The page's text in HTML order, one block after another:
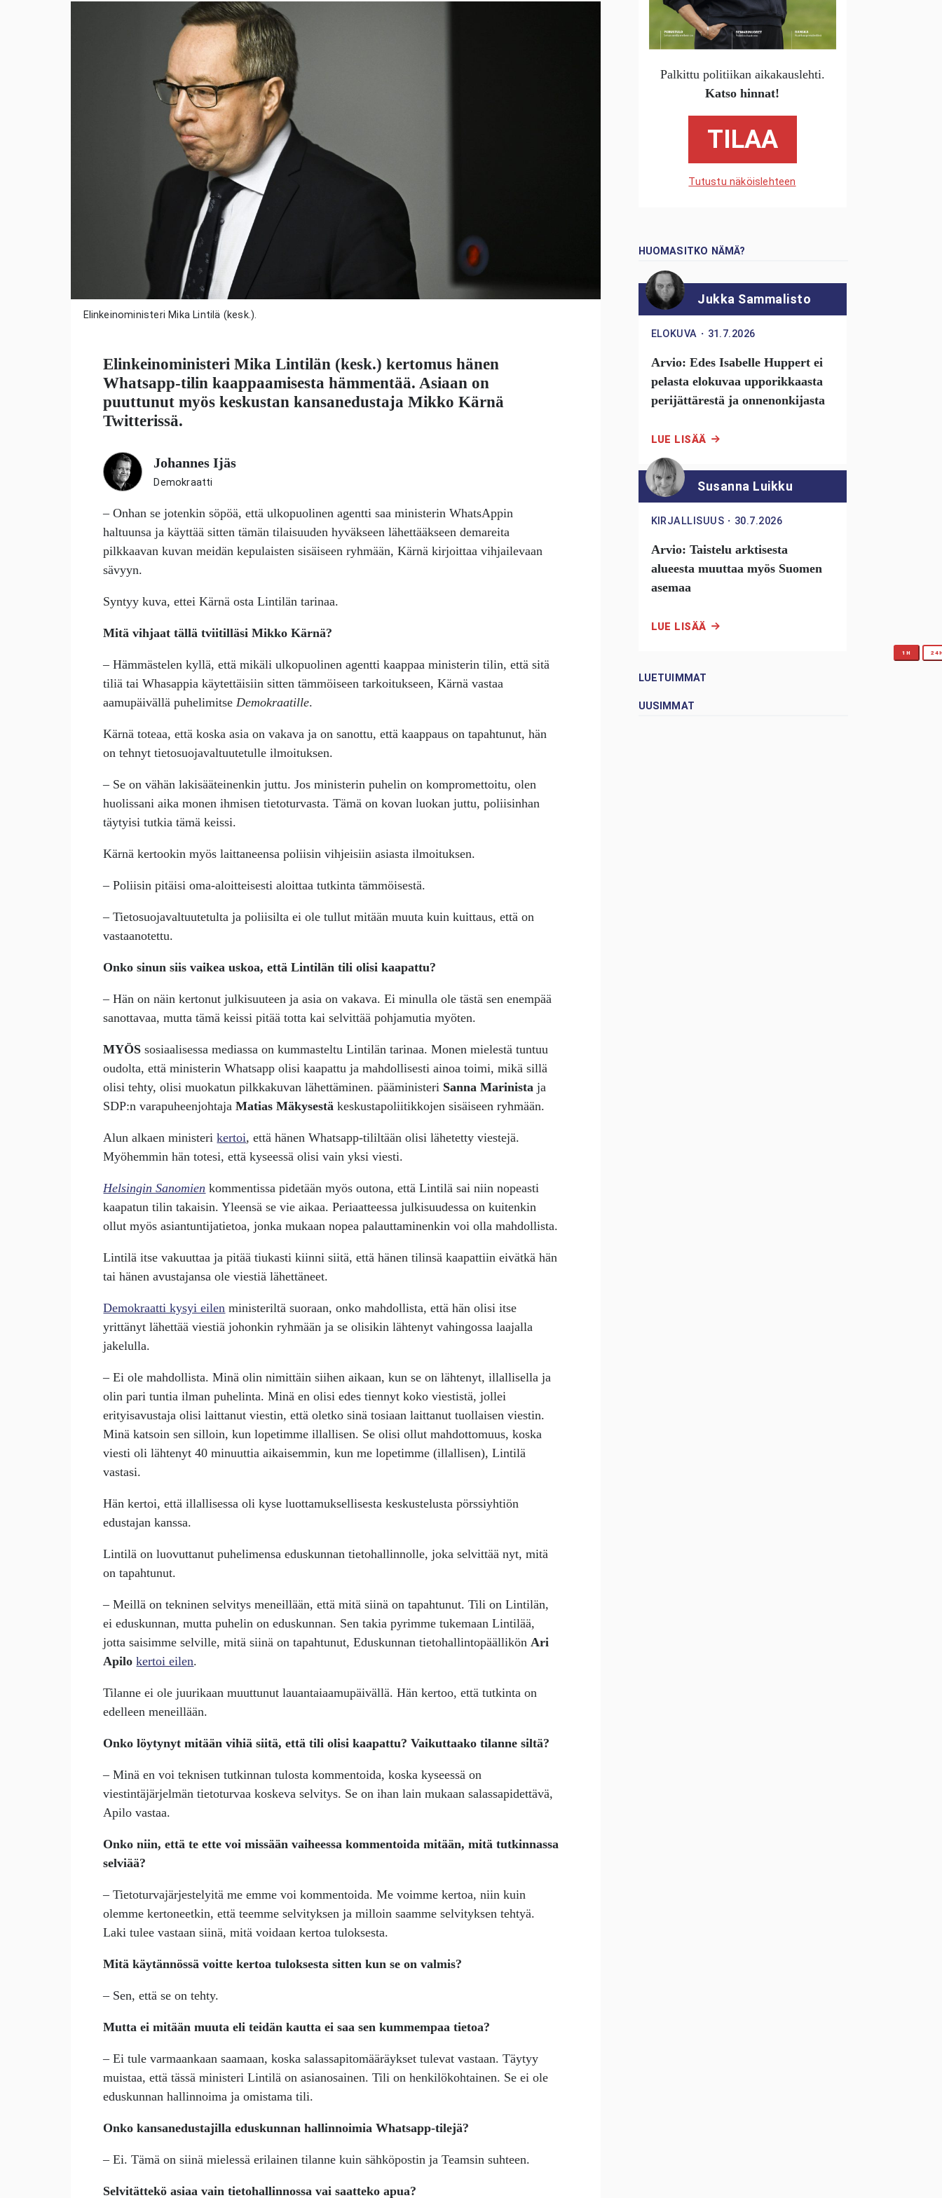
Elinkeinoministeri Mika Lintilä (kesk.).
ElinkeinoministeriMika Lintilän (kesk.) kertomus hänen
Whatsapp-tilin kaappaamisesta hämmentää. Asiaan on
puuttunut myös keskustan kansanedustajaMikko Kärnä
Twitterissä.
Johannes Ijäs
Demokraatti
– Onhan se jotenkin söpöä, että ulkopuolinen agentti saa ministerin WhatsAppin
haltuunsa ja käyttää sitten tämän tilaisuuden hyväkseen lähettääkseen demareita
pilkkaavan kuvan meidän kepulaisten sisäiseen ryhmään, Kärnä kirjoittaa vihjailevaan
sävyyn.
Syntyy kuva, ettei Kärnä osta Lintilän tarinaa.
Mitä vihjaat tällä tviitilläsi Mikko Kärnä?
– Hämmästelen kyllä, että mikäli ulkopuolinen agentti kaappaa ministerin tilin, että sitä
tiliä tai Whasappia käytettäisiin sitten tämmöiseen tarkoitukseen, Kärnä vastaa
aamupäivällä puhelimitseDemokraatille.
Kärnä toteaa, että koska asia on vakava ja on sanottu, että kaappaus on tapahtunut, hän
on tehnyt tietosuojavaltuutetulle ilmoituksen.
– Se on vähän lakisääteinenkin juttu. Jos ministerin puhelin on kompromettoitu, olen
huolissani aika monen ihmisen tietoturvasta. Tämä on kovan luokan juttu, poliisinhan
täytyisi tutkia tämä keissi.
Kärnä kertookin myös laittaneensa poliisin vihjeisiin asiasta ilmoituksen.
– Poliisin pitäisi oma-aloitteisesti aloittaa tutkinta tämmöisestä.
– Tietosuojavaltuutetulta ja poliisilta ei ole tullut mitään muuta kuin kuittaus, että on
vastaanotettu.
Onko sinun siis vaikea uskoa, että Lintilän tili olisi kaapattu?
– Hän on näin kertonut julkisuuteen ja asia on vakava. Ei minulla ole tästä sen enempää
sanottavaa, mutta tämä keissi pitää totta kai selvittää pohjamutia myöten.
MYÖS sosiaalisessa mediassa on kummasteltu Lintilän tarinaa. Monen mielestä tuntuu
oudolta, että ministerin Whatsapp olisi kaapattu ja mahdollisesti ainoa toimi, mikä sillä
olisi tehty, olisi muokatun pilkkakuvan lähettäminen. pääministeri Sanna Marinista ja
SDP:n varapuheenjohtajaMatias Mäkysestä keskustapoliitikkojen sisäiseen ryhmään.
Alun alkaen ministerikertoi, että hänen Whatsapp-tililtään olisi lähetetty viestejä.
Myöhemmin hän totesi, että kyseessä olisi vain yksi viesti.
Helsingin Sanomien kommentissa pidetään myös outona, että Lintilä sai niin nopeasti
kaapatun tilin takaisin. Yleensä se vie aikaa. Periaatteessa julkisuudessa on kuitenkin
ollut myös asiantuntijatietoa, jonka mukaan nopea palauttaminenkin voi olla mahdollista.
Lintilä itse vakuuttaa ja pitää tiukasti kiinni siitä, että hänen tilinsä kaapattiin eivätkä hän
tai hänen avustajansa ole viestiä lähettäneet.
Demokraatti kysyi eilen ministeriltä suoraan, onko mahdollista, että hän olisi itse
yrittänyt lähettää viestiä johonkin ryhmään ja se olisikin lähtenyt vahingossa laajalla
jakelulla.
– Ei ole mahdollista. Minä olin nimittäin siihen aikaan, kun se on lähtenyt, illallisella ja
olin pari tuntia ilman puhelinta. Minä en olisi edes tiennyt koko viestistä, jollei
erityisavustaja olisi laittanut viestin, että oletko sinä tosiaan laittanut tuollaisen viestin.
Minä katsoin sen silloin, kun lopetimme illallisen. Se olisi ollut mahdottomuus, koska
viesti oli lähtenyt 40 minuuttia aikaisemmin, kun me lopetimme (illallisen), Lintilä
vastasi.
Hän kertoi, että illallisessa oli kyse luottamuksellisesta keskustelusta pörssiyhtiön
edustajan kanssa.
Lintilä on luovuttanut puhelimensa eduskunnan tietohallinnolle, joka selvittää nyt, mitä
on tapahtunut.
– Meillä on tekninen selvitys meneillään, että mitä siinä on tapahtunut. Tili on Lintilän,
ei eduskunnan, mutta puhelin on eduskunnan. Sen takia pyrimme tukemaan Lintilää,
jotta saisimme selville, mitä siinä on tapahtunut, Eduskunnan tietohallintopäällikönAri
Apilo kertoi eilen.
Tilanne ei ole juurikaan muuttunut lauantaiaamupäivällä. Hän kertoo, että tutkinta on
edelleen meneillään.
Onko löytynyt mitään vihiä siitä, että tili olisi kaapattu? Vaikuttaako tilanne siltä?
– Minä en voi teknisen tutkinnan tulosta kommentoida, koska kyseessä on
viestintäjärjelmän tietoturvaa koskeva selvitys. Se on ihan lain mukaan salassapidettävä,
Apilo vastaa.
Onko niin, että te ette voi missään vaiheessa kommentoida mitään, mitä tutkinnassa
selviää?
– Tietoturvajärjestelyitä me emme voi kommentoida. Me voimme kertoa, niin kuin
olemme kertoneetkin, että teemme selvityksen ja milloin saamme selvityksen tehtyä.
Laki tulee vastaan siinä, mitä voidaan kertoa tuloksesta.
Mitä käytännössä voitte kertoa tuloksesta sitten kun se on valmis?
– Sen, että se on tehty.
Mutta ei mitään muuta eli teidän kautta ei saa sen kummempaa tietoa?
– Ei tule varmaankaan saamaan, koska salassapitomääräykset tulevat vastaan. Täytyy
muistaa, että tässä ministeri Lintilä on asianosainen. Tili on henkilökohtainen. Se ei ole
eduskunnan hallinnoima ja omistama tili.
Onko kansanedustajilla eduskunnan hallinnoimia Whatsapp-tilejä?
– Ei. Tämä on siinä mielessä erilainen tilanne kuin sähköpostin ja Teamsin suhteen.
Selvitättekö asiaa vain tietohallinnossa vai saatteko apua?
Palkittu politiikan aikakauslehti.
Katso hinnat!
TILAA
Tutustu näköislehteen
HUOMASITKO NÄMÄ?
Jukka Sammalisto
ELOKUVA ・ 31.7.2026
Arvio: Edes Isabelle Huppert ei
pelasta elokuvaa upporikkaasta
perijättärestä ja onnenonkijasta
LUE LISÄÄ
Susanna Luikku
KIRJALLISUUS ・ 30.7.2026
Arvio: Taistelu arktisesta
alueesta muuttaa myös Suomen
asemaa
LUE LISÄÄ
LUETUIMMAT
1H
UUSIMMAT